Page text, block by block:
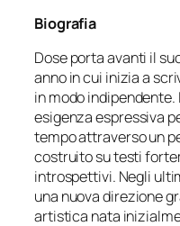
Biografia
Dose porta avanti il
anno in cui inizia a
in modo
esigenza espressiva
tempo attraverso un
costruito su testi
introspettivi. Negli
una nuova direzione
artistica nata